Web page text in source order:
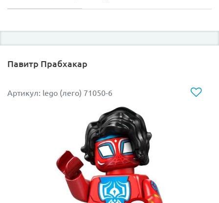
Павитр Прабхакар
Артикул: lego (лего) 71050-6